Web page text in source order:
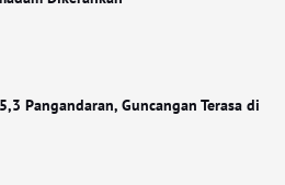
Pangandaran, Guncangan Terasa di